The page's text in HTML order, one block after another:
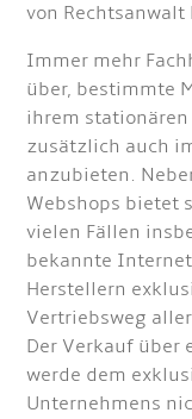
von Rechtsanwalt
Immer mehr
über, bestimmte
ihrem
zusätzlich auch
anzubieten.
Webshops bietet
vielen Fällen
bekannte
Herstellern
Vertriebsweg
Der Verkauf über
werde dem
Unternehmens